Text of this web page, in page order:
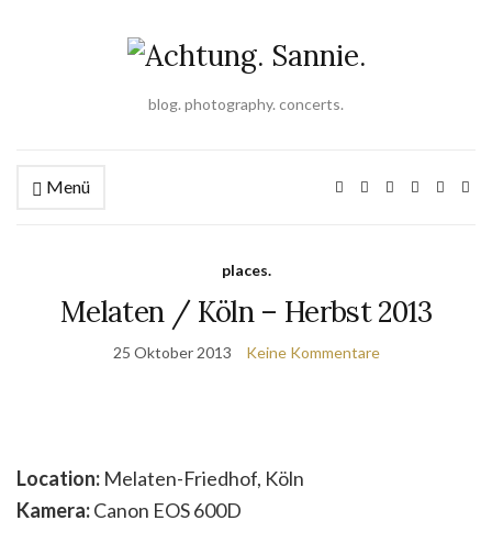
blog. photography. concerts.
Menü
places.
Melaten / Köln – Herbst 2013
25 Oktober 2013 Keine Kommentare
Location: Melaten-Friedhof, Köln
Kamera:Canon EOS 600D